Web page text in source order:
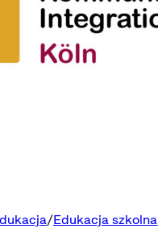
Edukacja szkolna